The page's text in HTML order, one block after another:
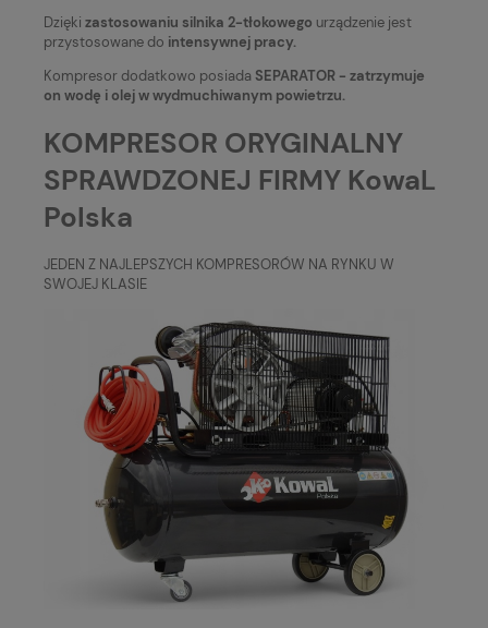
Dzięki zastosowaniu silnika 2-tłokowego urządzenie jest
przystosowane do intensywnej pracy.
Kompresor dodatkowo posiada SEPARATOR - zatrzymuje
on wodę i olej w wydmuchiwanym powietrzu.
KOMPRESOR ORYGINALNY
SPRAWDZONEJ FIRMY KowaL
Polska
JEDEN Z NAJLEPSZYCH KOMPRESORÓW NA RYNKU W
SWOJEJ KLASIE